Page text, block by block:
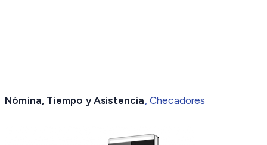
Nómina, Tiempo y Asistencia, Checadores